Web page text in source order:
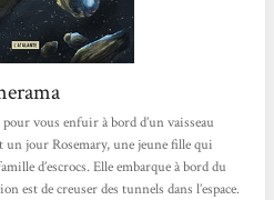
vous enfuir à bord d’un vaisseau
un jour Rosemary, une jeune fille qui
d’escrocs. Elle embarque à bord du
est de creuser des tunnels dans l’espace.